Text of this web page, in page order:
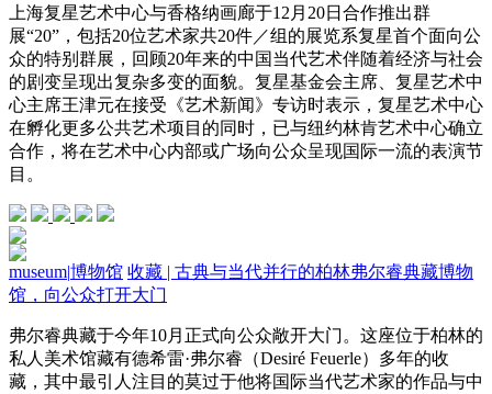
上海复星艺术中心与香格纳画廊于12月20日合作推出群
展“20”，包括20位艺术家共20件／组的展览系复星首个面向公
众的特别群展，回顾20年来的中国当代艺术伴随着经济与社会
的剧变呈现出复杂多变的面貌。复星基金会主席、复星艺术中
心主席王津元在接受《艺术新闻》专访时表示，复星艺术中心
在孵化更多公共艺术项目的同时，已与纽约林肯艺术中心确立
合作，将在艺术中心内部或广场向公众呈现国际一流的表演节
目。
museum|博物馆 收藏 | 古典与当代并行的柏林弗尔睿典藏博物
馆，向公众打开大门
弗尔睿典藏于今年10月正式向公众敞开大门。这座位于柏林的
私人美术馆藏有德希雷·弗尔睿（Desiré Feuerle）多年的收
藏，其中最引人注目的莫过于他将国际当代艺术家的作品与中